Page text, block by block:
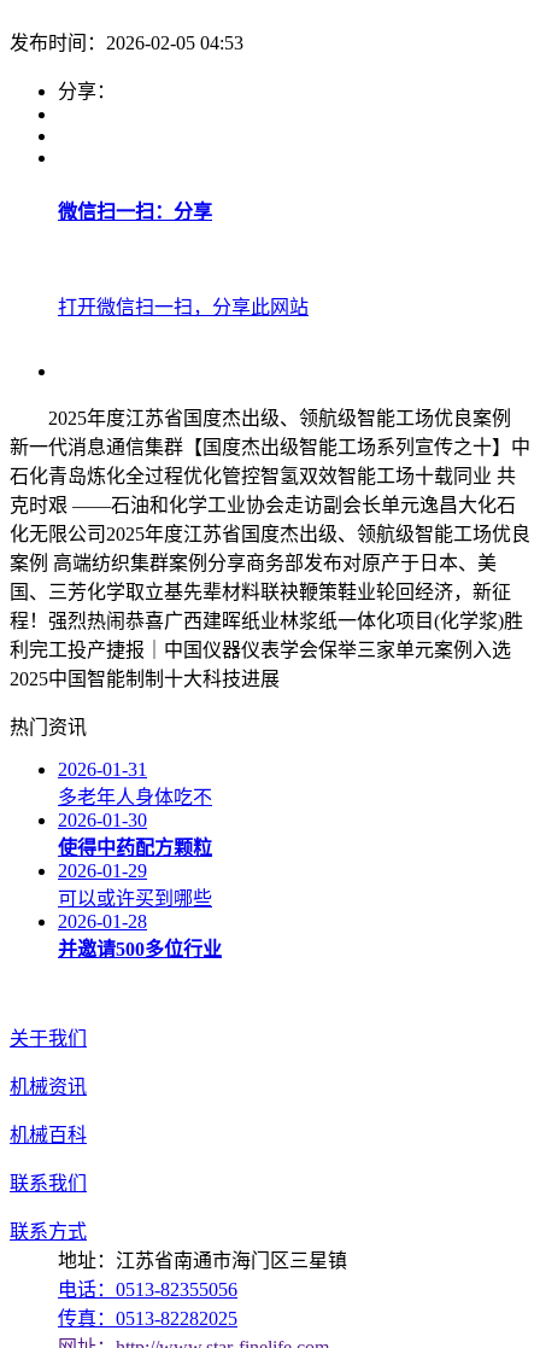
发布时间：2026-02-05 04:53
分享：
微信扫一扫：分享
打开微信扫一扫，分享此网站
2025年度江苏省国度杰出级、领航级智能工场优良案例
新一代消息通信集群【国度杰出级智能工场系列宣传之十】中
石化青岛炼化全过程优化管控智氢双效智能工场十载同业 共
克时艰 ——石油和化学工业协会走访副会长单元逸昌大化石
化无限公司2025年度江苏省国度杰出级、领航级智能工场优良
案例 高端纺织集群案例分享商务部发布对原产于日本、美
国、三芳化学取立基先辈材料联袂鞭策鞋业轮回经济，新征
程！强烈热闹恭喜广西建晖纸业林浆纸一体化项目(化学浆)胜
利完工投产捷报｜中国仪器仪表学会保举三家单元案例入选
2025中国智能制制十大科技进展
热门资讯
2026-01-31
多老年人身体吃不
2026-01-30
使得中药配方颗粒
2026-01-29
可以或许买到哪些
2026-01-28
并邀请500多位行业
关于我们
机械资讯
机械百科
联系我们
联系方式
地址：江苏省南通市海门区三星镇
电话：0513-82355056
传真：0513-82282025